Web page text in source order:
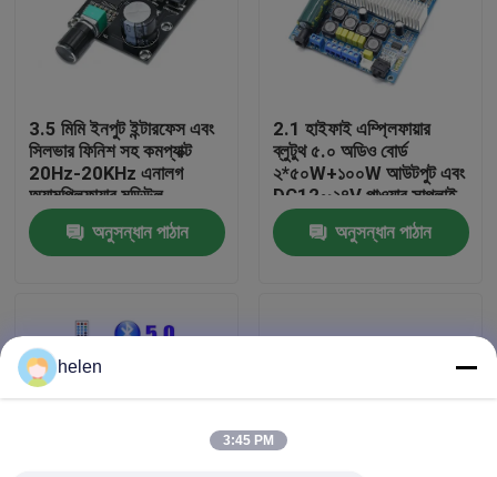
কারখানা পরিদর্শন
আমাদের সাথে যোগাযোগ করুন
খবর
ব্লগ
3.5 মিমি ইনপুট ইন্টারফেস এবং
সিলভার ফিনিশ সহ কমপ্যাক্ট
20Hz-20KHz এনালগ
অ্যামপ্লিফায়ার মডিউল
অনুসন্ধান পাঠান
2.1 হাইফাই এম্প্লিফায়ার
ব্লুটুথ ৫.০ অডিও বোর্ড
২*৫০W+১০০W আউটপুট এবং
DC12~২৪V পাওয়ার সাপ্লাই
সহ
অনুসন্ধান পাঠান
helen
3:45 PM